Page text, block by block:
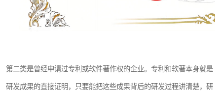
第二类是曾经申请过专利或软件著作权的企业。专利和软著本身就是
研发成果的直接证明，只要能把这些成果背后的研发过程讲清楚，研